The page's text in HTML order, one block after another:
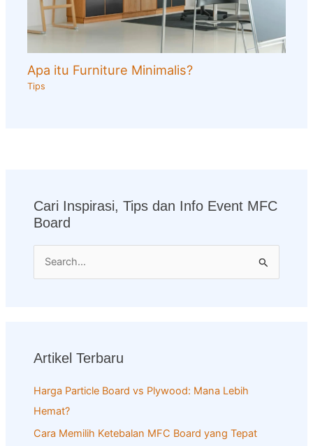
Apa itu Furniture Minimalis?
Tips
Cari Inspirasi, Tips dan Info Event MFC
Board
h
f
o
Artikel Terbaru
Harga Particle Board vs Plywood: Mana Lebih
Hemat?
Cara Memilih Ketebalan MFC Board yang Tepat